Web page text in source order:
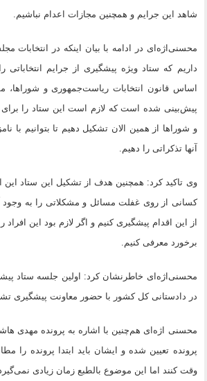
شاهد این جرایم و همچنین مجازات اعدام نباشیم.
محسنی‌اژه‌ای در ادامه با بیان اینکه در انتخابات
داریم که ستاد ویژه پیشگیری از جرایم
اساس قانون انتخابات ریاست‌جمهوری و شوراها،
پیش‌بینی شده است که لازم است این ستاد را برای
و شوراها از همین الان تشکیل دهیم تا بتوانیم با
آنها تذکراتی را دهیم.
وی تاکید کرد: همچنین هدف از تشکیل این ستاد این
کسانی از روی غفلت مسائل و مشکلاتی را به وجود
از این اقدام پیشگیری کنیم و اگر لازم بود این
برخورد معرفی کنیم.
محسنی‌اژه‌ای خاطرنشان کرد: اولین جلسه ستاد
در دادستانی کل کشور با حضور معاونت پیشگیری
محسنی اژه‌ای هم‌چنین با اشاره به پرونده مهدی
پرونده تعیین شده و ایشان باید ابتدا پرونده را
وقت کنند اما این موضوع بالطبع زمان زیادی